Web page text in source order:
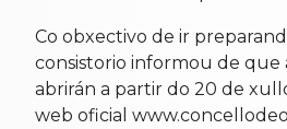
Co obxectivo de ir
consistorio informou de que
abrirán a partir do 20 de
web oficial